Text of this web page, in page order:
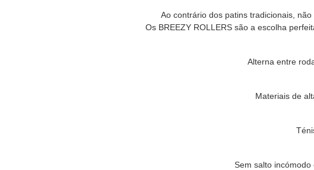
Ao contrário dos patins tradicionais,
Os BREEZY ROLLERS são a escolha
Alterna entre
Materiais de
Sem salto